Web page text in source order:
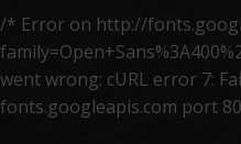
/* Error on http://
went wrong: cURL error 7:
fonts.googleapis.com port